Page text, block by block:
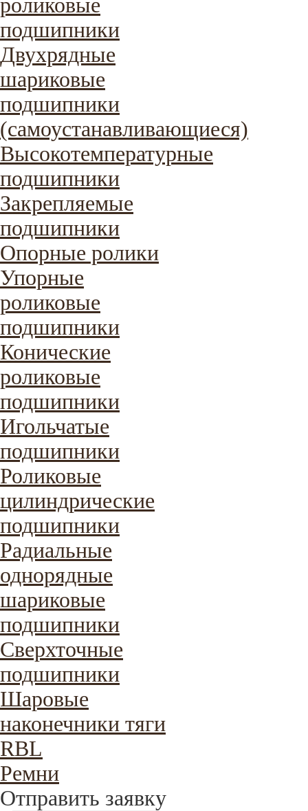
роликовые
подшипники
Двухрядные
шариковые
подшипники
(самоустанавливающиеся)
Высокотемпературные
подшипники
Закрепляемые
подшипники
Опорные ролики
Упорные
роликовые
подшипники
Конические
роликовые
подшипники
Игольчатые
подшипники
Роликовые
цилиндрические
подшипники
Радиальные
однорядные
шариковые
подшипники
Сверхточные
подшипники
Шаровые
наконечники тяги
RBL
Ремни
Отправить заявку